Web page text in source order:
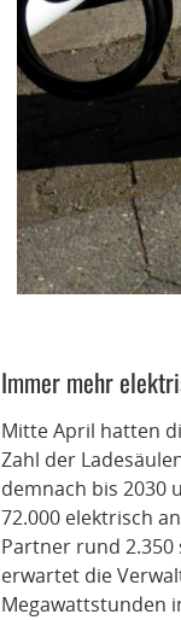
Immer mehr
Mitte April hatten
Zahl der
demnach bis 2030
72.000 elektrisch
Partner rund 2.350
erwartet die
Megawattstunden